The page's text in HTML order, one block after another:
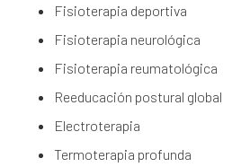
Fisioterapia deportiva
Fisioterapia neurológica
Fisioterapia reumatológica
Reeducación postural global
Electroterapia
Termoterapia profunda